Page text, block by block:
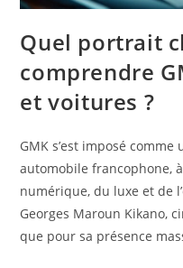
Quel portrait
comprendre
et voitures ?
GMK s’est imposé
automobile francophone,
numérique, du luxe et de
Georges Maroun Kikano,
que pour sa présence